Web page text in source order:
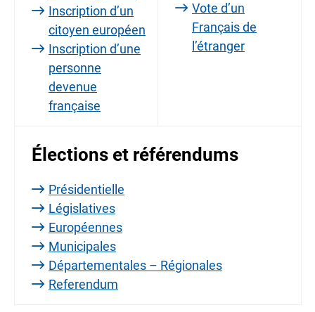
Inscription d’un
citoyen européen
Inscription d’une
personne
devenue
française
Vote d’un
Français de
l’étranger
Élections et référendums
Présidentielle
Législatives
Européennes
Municipales
Départementales – Régionales
Referendum